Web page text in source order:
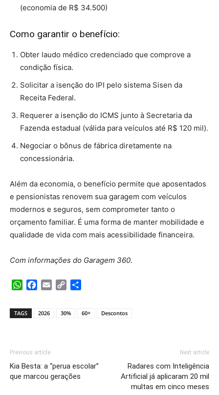
(economia de R$ 34.500)
Como garantir o benefício:
Obter laudo médico credenciado que comprove a
condição física.
Solicitar a isenção do IPI pelo sistema Sisen da
Receita Federal.
Requerer a isenção do ICMS junto à Secretaria da
Fazenda estadual (válida para veículos até R$ 120 mil).
Negociar o bônus de fábrica diretamente na
concessionária.
Além da economia, o benefício permite que aposentados
e pensionistas renovem sua garagem com veículos
modernos e seguros, sem comprometer tanto o
orçamento familiar. É uma forma de manter mobilidade e
qualidade de vida com mais acessibilidade financeira.
Com informações do Garagem 360.
WhatsApp
Facebook
Email Copy
TAGS 2026 30% 60+ Descontos
Previous article
Kia Besta: a “perua escolar”
que marcou gerações
Next article
Radares com Inteligência
Artificial já aplicaram 20 mil
multas em cinco meses